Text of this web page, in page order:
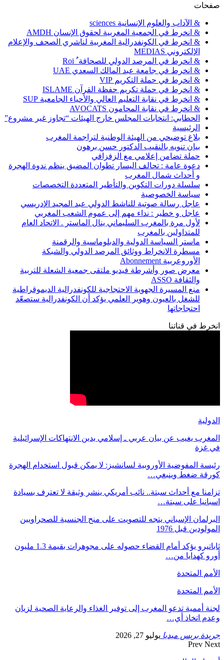
صفحات
& الآداب والعلوم الإنسانية sciences
& انخرط في الجمعية المغربية لحقوق الإنسان AMDH
& انخرط في الكونفدرالية المغربية لناشري الصحف والإعلام
الإلكتروني MEDIAS
& انخرط في المرصد الدولي للصحافة ٌ Roi
& انخرط في جامعة عبد المالك السعدي UAE
& انخرط في حملة التكريم VIP
& انخرط في حملة تكريم حفظة القرآن ISLAME
& انخرط في نقابة التعليم العالي والأحياء الجامعية SUP
& انخرط في نقابة المحامون AVOCATS
الحطابي: انتخابات المجلس خارج الهيئات “تجاوز غير مشروع”
الرئيسية
بلاغ توضيحي من الهيئة الوطنية لتراجمة المغرب
بيان تنويه بالنقيب الدكتور حسن برهون
حملة تضامن إعلامي مع الزفزافي
دعوة عامة : تحالف اليسار تطوان المضيق ينظم ندوة الهجرة
و أحداث شمال المغرب
سلسلة دورات التكوين والتأطير المتعددة التخصصات
سياسة الخصوصية
عاجل رسالة صوتية للناشط الدولي عبد المجيد الإدريسي
عاجل و خطير : نداء مهم إلى عموم الشعب المغربي
لأول مرة بالمغرب السليماني ينال الماستر . الاتحاد العام
للمتداولين بالمغرب
ماستر السياسة الدولية والدبلوماسية والرقمنة
مسطرة الانخراط ووثائق المرصد الدولي والشبكة
الأوروعربية Abonnement
معرض صور وأشرطة فيديو ملتقى جمعية الشعلة للتربية
والثقافة ASSO
منع المسيرة الجهوية الاحتجاجية للكونفدرالية الديموقراطية
للشغل بالعيون وهوير العلمي يؤكد أن الكونفدرالية ستصعّد
احتجاجاتها
انخرط في قناتنا
الدولية
المغرب يغيب عن بيان عربي ـ إسلامي يدين الانتهاكات الإسرائيلية
في غزة
رئيسة المفوضية الأوروبية لسانشيز: لا يمكن قبول استخدام الهجرة
كورقة ضغط وينبغي…
تزامنا مع أحداث سبتة.. نائب أمريكي ينشر وثيقة لا تعترف بسيادة
اسبانيا على سبتة…
البرلمان الإسباني يتجه للتصويت على منح الجنسية للصحراويين
المولودين قبل 1976
ثاباتيرو يؤكد أمام القضاء حصوله على مجوهرات بقيمة 1.3 مليون
أورو كهدايا من…
الأمم المتحدة
الأمم المتحدة
لجنة أممية تدعو المغرب إلى توفير الغذاء والرعاية الصحية لزيان
وعدم اتخاذ أي…
جريدة بريس ميديا يوليو 27, 2026
Prev Next